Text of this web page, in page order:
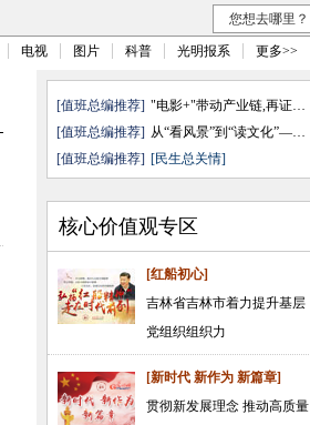
您想去哪里？
电视 图片 科普 光明报系 更多>>
[值班总编推荐]
"电影+"带动产业链,再证无可取代
[值班总编推荐]
从“看风景”到“读文化”——透 ...
[值班总编推荐] [民生总关情]
核心价值观专区
[红船初心]
吉林省吉林市着力提升基层
党组织组织力
[新时代 新作为 新篇章]
贯彻新发展理念 推动高质量